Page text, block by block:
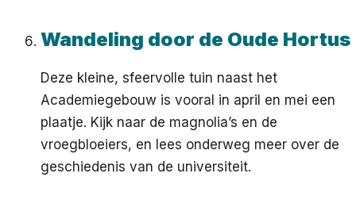
Wandeling door de Oude Hortus
Deze kleine, sfeervolle tuin naast het
Academiegebouw is vooral in april en mei een
plaatje. Kijk naar de magnolia’s en de
vroegbloeiers, en lees onderweg meer over de
geschiedenis van de universiteit.